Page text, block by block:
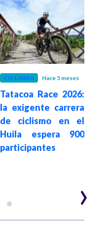
CICLISMO Hace 5 meses
Tatacoa Race 2026:
la exigente carrera
de ciclismo en el
Huila espera 900
participantes
›